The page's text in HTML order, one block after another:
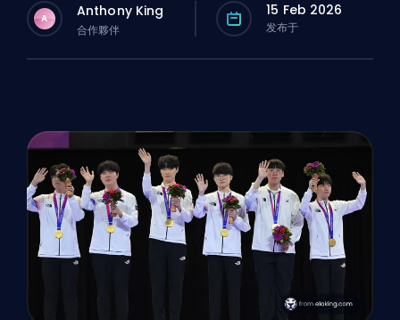
A Anthony King
合作夥伴
15 Feb 2026
发布于